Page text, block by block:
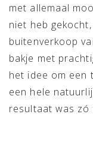
met allemaal
niet heb
buitenverkoop
bakje met
het idee om een
een hele
resultaat was zó